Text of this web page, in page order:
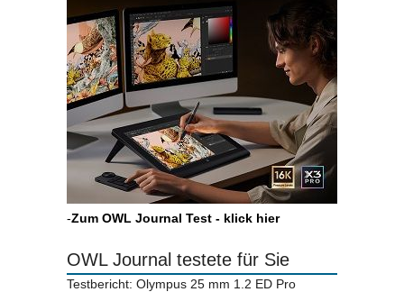
-Zum OWL Journal Test - klick hier
OWL Journal testete für Sie
Testbericht: Olympus 25 mm 1.2 ED Pro